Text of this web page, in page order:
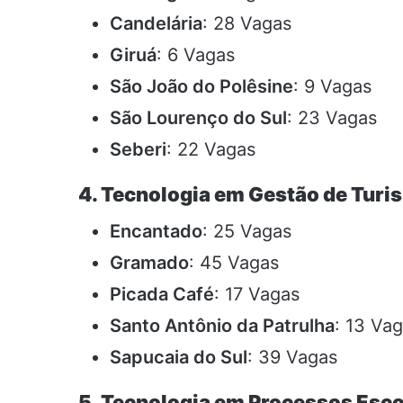
Candelária: 28 Vagas
Giruá: 6 Vagas
São João do Polêsine: 9 Vagas
São Lourenço do Sul: 23 Vagas
Seberi: 22 Vagas
4. Tecnologia em Gestão de
Encantado: 25 Vagas
Gramado: 45 Vagas
Picada Café: 17 Vagas
Santo Antônio da Patrulha: 13
Sapucaia do Sul: 39 Vagas